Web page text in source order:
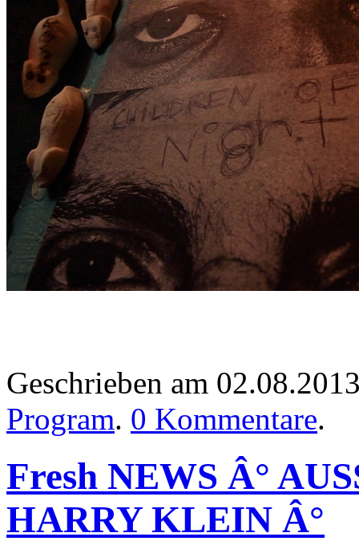
Geschrieben am
Program. 0 Kommentare.
Fresh NEWS Â°
HARRY KLEIN Â°